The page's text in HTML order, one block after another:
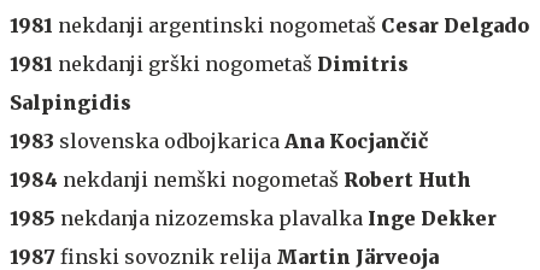
1981 nekdanji argentinski nogometaš Cesar Delgado
1981 nekdanji grški nogometaš Dimitris
Salpingidis
1983 slovenska odbojkarica Ana Kocjančič
1984 nekdanji nemški nogometaš Robert Huth
1985 nekdanja nizozemska plavalka Inge Dekker
1987 finski sovoznik relija Martin Järveoja